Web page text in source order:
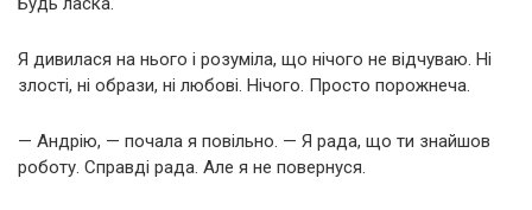
Я дивилася на нього і розуміла, що нічого не відчуваю. Ні
злості, ні образи, ні любові. Нічого. Просто порожнеча.
— Андрію, — почала я повільно. — Я рада, що ти знайшов
роботу. Справді рада. Але я не повернуся.